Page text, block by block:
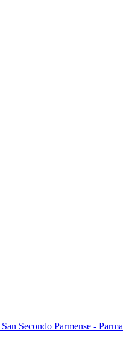
San Secondo Parmense - Parma